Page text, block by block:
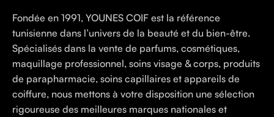
Fondée en 1991, YOUNES COIF est la référence
tunisienne dans l’univers de la beauté et du bien-être.
Spécialisés dans la vente de parfums, cosmétiques,
maquillage professionnel, soins visage & corps, produits
de parapharmacie, soins capillaires et appareils de
coiffure, nous mettons à votre disposition une sélection
rigoureuse des meilleures marques nationales et